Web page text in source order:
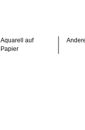
Aquarell auf
Papier